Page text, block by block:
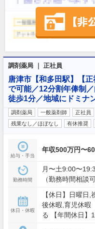
調剤薬局 ｜ 正社員
唐津市【和多田駅】【
で可能／12分割年俸制
徒歩1分／地域にドミナ
調剤薬局 一般薬剤師 正社員
残業なし／ほぼなし
有休推奨
給与・手当
年収500万円〜
勤務時間
月〜土9:00〜
（勤務時間相談可
休日・休暇
【休日】日曜
後休暇,育児休
る 【年間休日】